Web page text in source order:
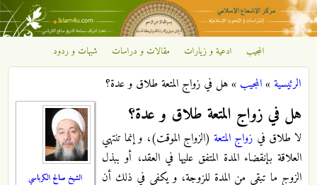
تجاوز إلى المحتوى الرئيسي
مركز
الإشعاع
الإسلامي
المجيب ادعية و زيارات مقالات و دراسات شبهات و ردود
أنت هنا
الرئيسية»المجيب »هل في زواج المتعة طلاق و عدة؟
الشيخ صالح الكرباسي
هل في زواج المتعة طلاق و عدة؟
لا طلاق في زواج المتعة(الزواج الموقت)، و إنما تنتهي
العلاقة بإنقضاء المدة المتفق عليها في العقد، أو ببذل
الزوج ما تبقى من المدة للزوجة، و يكفي في ذلك أن